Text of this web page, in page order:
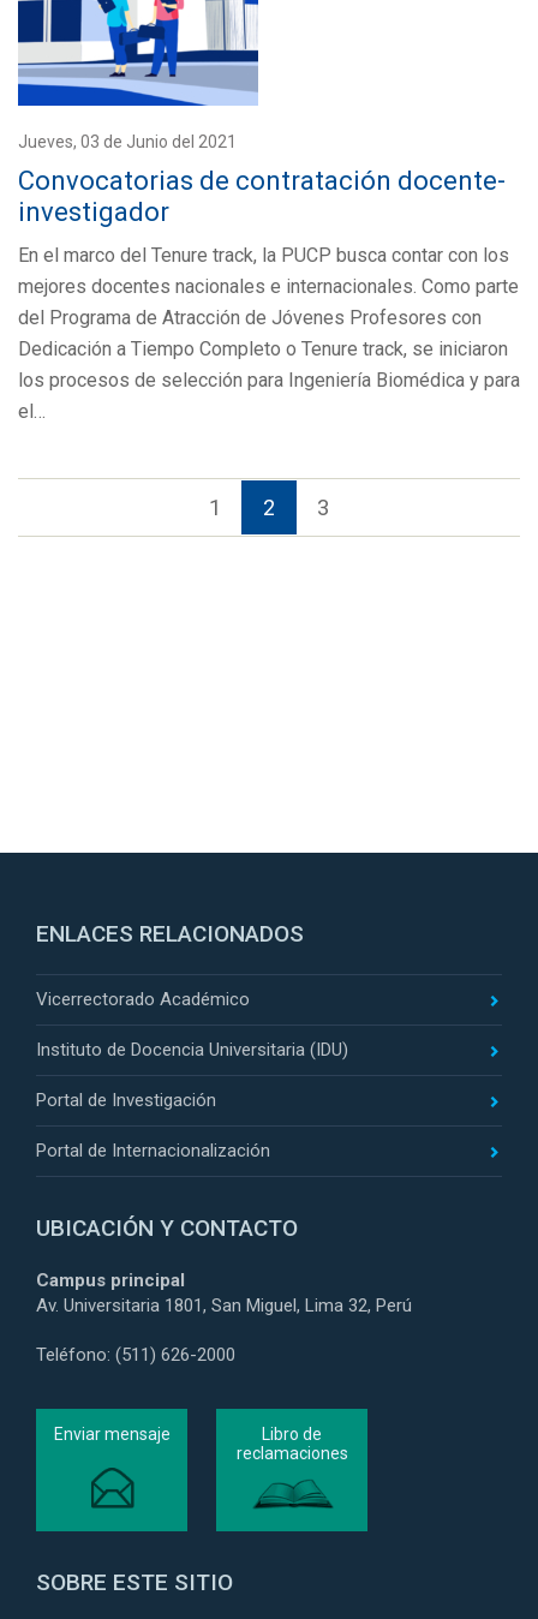
Jueves, 03 de Junio del 2021
Convocatorias de contratación docente-
investigador
En el marco del Tenure track, la PUCP busca contar con los
mejores docentes nacionales e internacionales. Como parte
del Programa de Atracción de Jóvenes Profesores con
Dedicación a Tiempo Completo o Tenure track, se iniciaron
los procesos de selección para Ingeniería Biomédica y para
el…
1 2 3
ENLACES RELACIONADOS
Vicerrectorado Académico
Instituto de Docencia Universitaria (IDU)
Portal de Investigación
Portal de Internacionalización
UBICACIÓN Y CONTACTO
Campus principal
Av. Universitaria 1801, San Miguel, Lima 32, Perú
Teléfono: (511) 626-2000
Enviar mensaje
Libro de
reclamaciones
SOBRE ESTE SITIO